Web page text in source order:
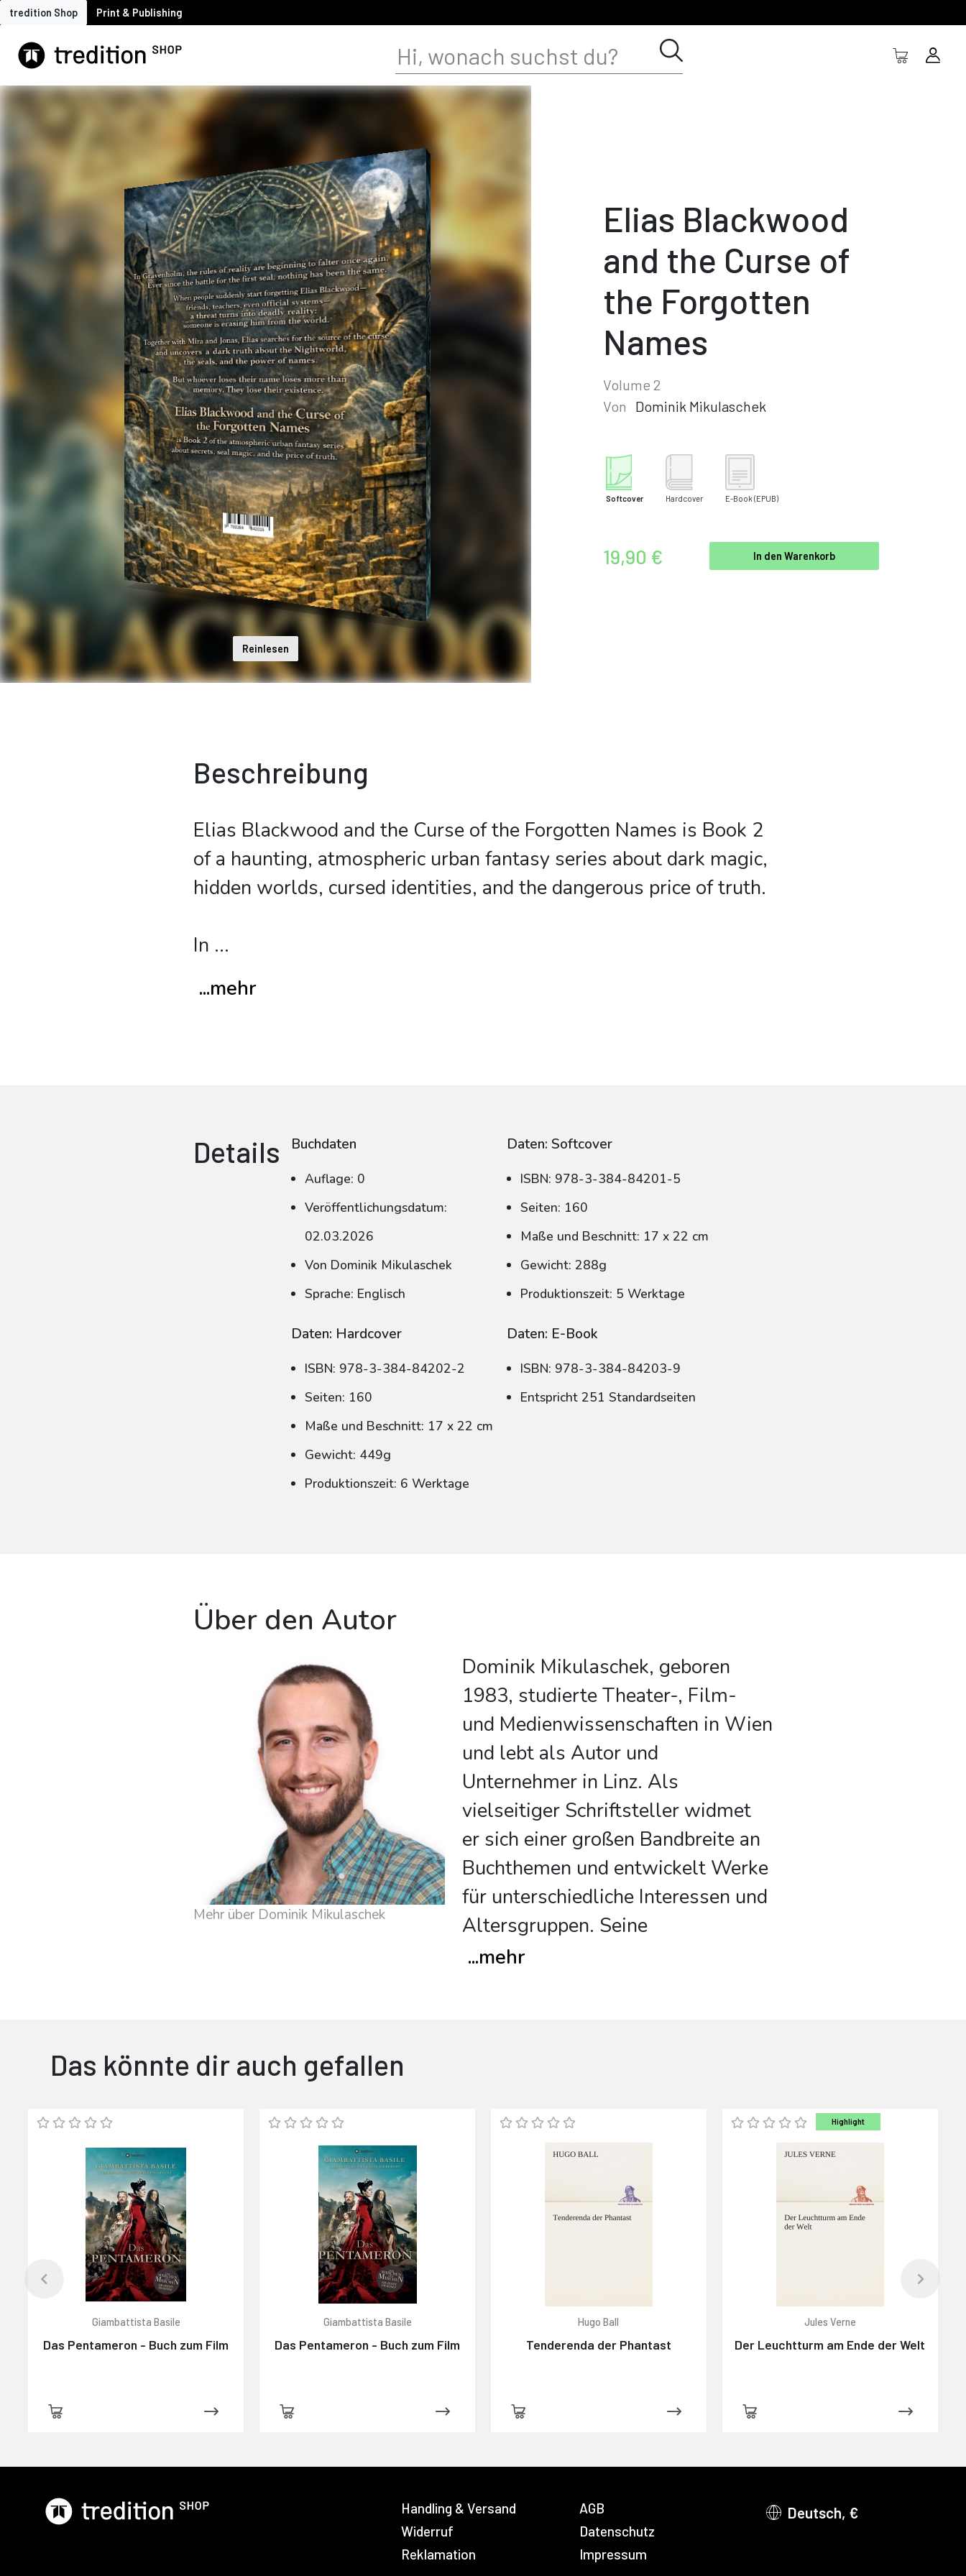
tredition Shop Print & Publishing
Reinlesen
Elias Blackwood
and the Curse of
the Forgotten
Names
Volume 2
Von
Dominik Mikulaschek
Softcover Hardcover E-Book (EPUB)
19,90 € In den Warenkorb
Beschreibung
Elias Blackwood and the Curse of the Forgotten Names is Book 2
of a haunting, atmospheric urban fantasy series about dark magic,
hidden worlds, cursed identities, and the dangerous price of truth.
In ...
...mehr
Details Buchdaten
Auflage: 0
Veröffentlichungsdatum:
02.03.2026
Von Dominik Mikulaschek
Sprache: Englisch
Daten: Softcover
ISBN: 978-3-384-84201-5
Seiten: 160
Maße und Beschnitt: 17 x 22 cm
Gewicht: 288g
Produktionszeit: 5 Werktage
Daten: Hardcover
ISBN: 978-3-384-84202-2
Seiten: 160
Maße und Beschnitt: 17 x 22 cm
Gewicht: 449g
Produktionszeit: 6 Werktage
Daten: E-Book
ISBN: 978-3-384-84203-9
Entspricht 251 Standardseiten
Über den Autor
Mehr über Dominik Mikulaschek
Dominik Mikulaschek, geboren
1983, studierte Theater-, Film-
und Medienwissenschaften in Wien
und lebt als Autor und
Unternehmer in Linz. Als
vielseitiger Schriftsteller widmet
er sich einer großen Bandbreite an
Buchthemen und entwickelt Werke
für unterschiedliche Interessen und
Altersgruppen. Seine
...mehr
Das könnte dir auch gefallen
Giambattista Basile
Das Pentameron - Buch zum Film
Giambattista Basile
Das Pentameron - Buch zum Film
Hugo Ball
Tenderenda der Phantast
Highlight
Jules Verne
Der Leuchtturm am Ende der Welt
Handling & Versand
Widerruf
Reklamation
AGB
Datenschutz
Impressum
Deutsch, €